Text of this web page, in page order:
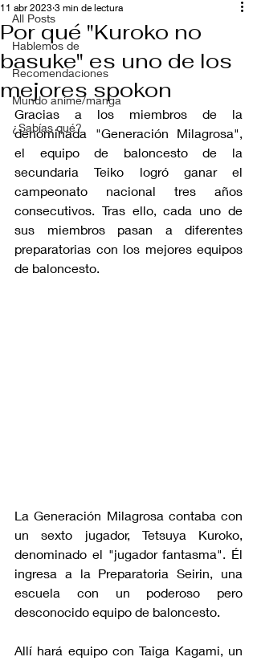
All Posts
Hablemos de
Recomendaciones
Mundo anime/manga
¿Sabías qué?
Por qué "Kuroko no
basuke" es uno de los
mejores spokon
11 abr 2023 3 min de lectura
Gracias a los miembros de la
denominada "Generación Milagrosa",
el equipo de baloncesto de la
secundaria Teiko logró ganar el
campeonato nacional tres años
consecutivos. Tras ello, cada uno de
sus miembros pasan a diferentes
preparatorias con los mejores equipos
de baloncesto.
La Generación Milagrosa contaba con
un sexto jugador, Tetsuya Kuroko,
denominado el "jugador fantasma". Él
ingresa a la Preparatoria Seirin, una
escuela con un poderoso pero
desconocido equipo de baloncesto.
Allí hará equipo con Taiga Kagami, un